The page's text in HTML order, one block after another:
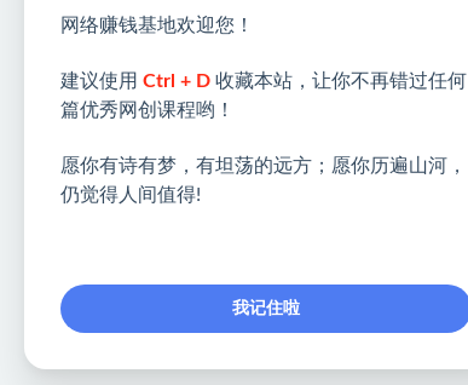
网络赚钱基地欢迎您！
建议使用 Ctrl + D 收藏本站，让你不再错过任何
篇优秀网创课程哟！
愿你有诗有梦，有坦荡的远方；愿你历遍山河，
仍觉得人间值得!
我记住啦